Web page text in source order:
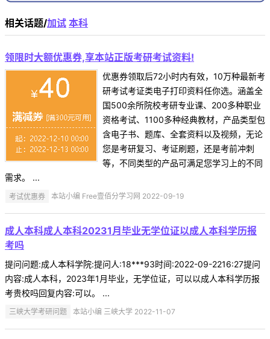
相关话题/加试 本科
领限时大额优惠券,享本站正版考研考试资料!
优惠券领取后72小时内有效，10万种最新考
研考试考证类电子打印资料任你选。涵盖全
国500余所院校考研专业课、200多种职业
资格考试、1100多种经典教材，产品类型包
含电子书、题库、全套资料以及视频，无论
您是考研复习、考证刷题，还是考前冲刺
等，不同类型的产品可满足您学习上的不同
需求。 ...
考试优惠券 本站小编 Free壹佰分学习网 2022-09-19
成人本科成人本科20231月毕业无学位证以成人本科学历报
考吗
提问问题:成人本科学院:提问人:18***93时间:2022-09-2216:27提问
内容:成人本科，2023年1月毕业，无学位证，可以以成人本科学历报
考贵校吗回复内容:可以。 ...
三峡大学考研问题 本站小编 三峡大学 2022-11-07